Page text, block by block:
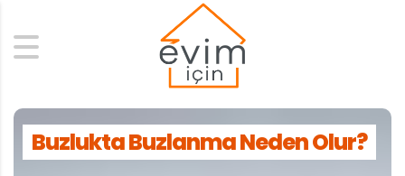
Search
Buzlukta Buzlanma Neden Olur?